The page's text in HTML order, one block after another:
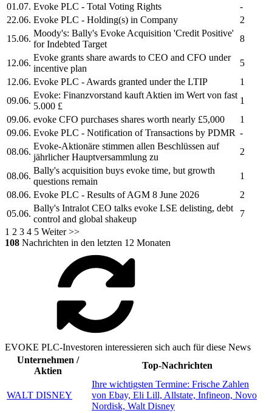
01.07. Evoke PLC - Total Voting Rights
-
22.06. Evoke PLC - Holding(s) in Company
2
15.06.
Moody's: Bally's Evoke Acquisition 'Credit Positive'
for Indebted Target
8
12.06.
Evoke grants share awards to CEO and CFO under
incentive plan
5
12.06. Evoke PLC - Awards granted under the LTIP
1
09.06.
Evoke: Finanzvorstand kauft Aktien im Wert von fast
5.000 £
1
09.06. evoke CFO purchases shares worth nearly £5,000
1
09.06. Evoke PLC - Notification of Transactions by PDMR -
08.06.
Evoke-Aktionäre stimmen allen Beschlüssen auf
jährlicher Hauptversammlung zu
2
08.06.
Bally's acquisition buys evoke time, but growth
questions remain
1
08.06. Evoke PLC - Results of AGM 8 June 2026
2
05.06.
Bally's Intralot CEO talks evoke LSE delisting, debt
control and global shakeup
7
1 2 3 4 5 Weiter >>
108 Nachrichten in den letzten 12 Monaten
EVOKE PLC-Investoren interessieren sich auch für diese News
Unternehmen /
Aktien
Top-Nachrichten
WALT DISNEY
Ihre wichtigsten Termine: Frische Zahlen
von Ebay, Eli Lill, Allstate, Infineon, Novo
Nordisk, Walt Disney